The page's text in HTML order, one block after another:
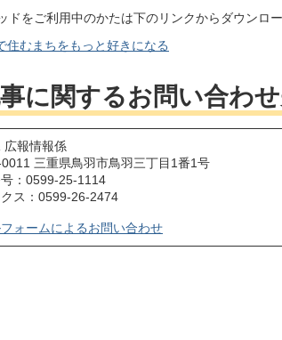
ドをご利用中のかたは下のリンクからダウンロ
住むまちをもっと好きになる
に関するお問い合わ
広報情報係
三重県鳥羽市鳥羽三丁目1番1号
：0599-25-1114
ス：0599-26-2474
フォームによるお問い合わせ